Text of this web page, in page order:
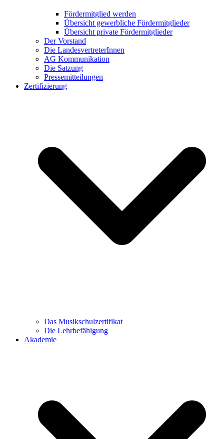
Fördermitglied werden
Übersicht gewerbliche Fördermitglieder
Übersicht private Fördermitglieder
Der Vorstand
Die LandesvertreterInnen
AG Kommunikation
Die Satzung
Pressemitteilungen
Zertifizierung
Das Musikschulzertifikat
Die Lehrbefähigung
Akademie